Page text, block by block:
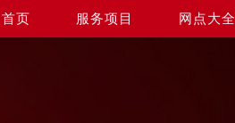
首页 服务项目 网点大全